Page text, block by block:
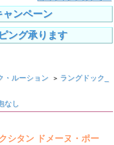
ャンペーン
ング承ります
・ルーション > ラングドック_
なし
シタン ドメーヌ・ポー